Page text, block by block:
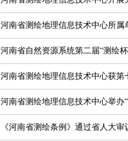
河南省测绘地理信息技术中心所
河南省自然资源系统第二届“测绘
河南省测绘地理信息技术中心获第
河南省测绘地理信息技术中心举办
《河南省测绘条例》通过省人大